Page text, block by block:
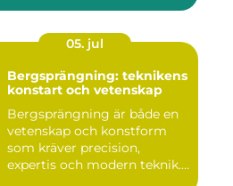
05. jul
Bergsprängning: teknikens
konstart och vetenskap
Bergsprängning är både en
vetenskap och konstform
som kräver precision,
expertis och modern teknik.